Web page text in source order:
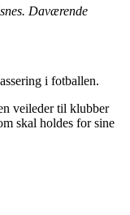
Daværende
i fotballen.
veileder til klubber
skal holdes for sine